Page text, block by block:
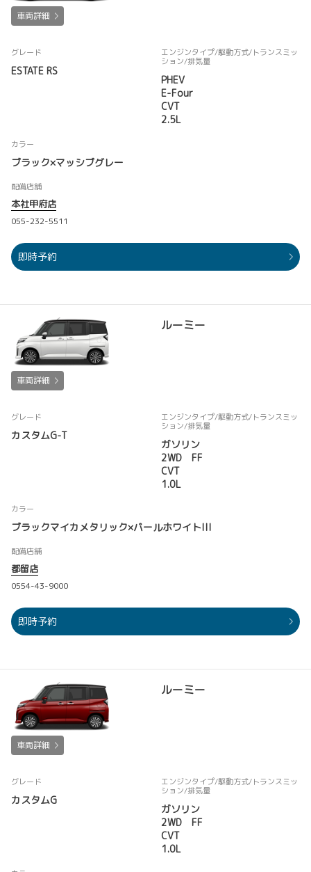
車両詳細
グレード
ESTATE RS
エンジンタイプ/駆動方式/トランスミッ
ション/排気量
PHEV
E-Four
CVT
2.5L
カラー
ブラック×マッシブグレー
配備店舗
本社甲府店
055-232-5511
即時予約
ルーミー
車両詳細
グレード
カスタムG-T
エンジンタイプ/駆動方式/トランスミッ
ション/排気量
ガソリン
2WD FF
CVT
1.0L
カラー
ブラックマイカメタリック×パールホワイトIII
配備店舗
都留店
0554-43-9000
即時予約
ルーミー
車両詳細
グレード
カスタムG
エンジンタイプ/駆動方式/トランスミッ
ション/排気量
ガソリン
2WD FF
CVT
1.0L